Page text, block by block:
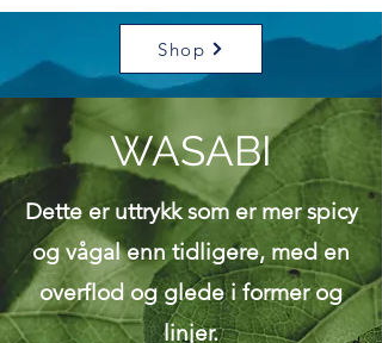
Shop
WASABI
Dette er uttrykk som er mer spicy
og vågal enn tidligere, med en
overflod og glede i former og
linjer.